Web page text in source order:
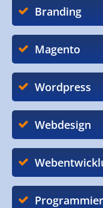
Branding
Magento
Wordpress
Webdesign